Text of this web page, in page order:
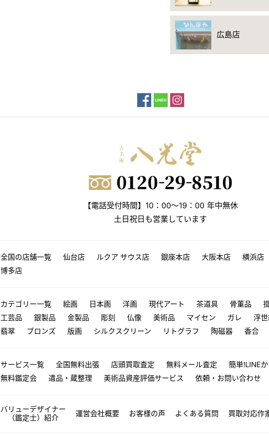
広島店
【電話受付時間】10：00～19：00 年中無休
土日祝日も営業しています
全国の店舗一覧 仙台店 ルクア サウス店 銀座本店 大阪本店
横浜店
博多店
カテゴリー一覧 絵画 日本画 洋画 現代アート 茶道具 骨董品
工芸品
銀製品 金製品 彫刻 仏像 美術品 マイセン ガレ
浮
翡翠
ブロンズ 版画 シルクスクリーン リトグラフ 陶磁器 香合
サービス一覧 全国無料出張 店頭買取査定 無料メール査定
簡単!LINE
無料鑑定会
遺品・蔵整理 美術品資産評価サービス 依頼・お問い合わせ
バリューデザイナー
（鑑定士）紹介
運営会社概要 お客様の声 よくある質問 買取対応作